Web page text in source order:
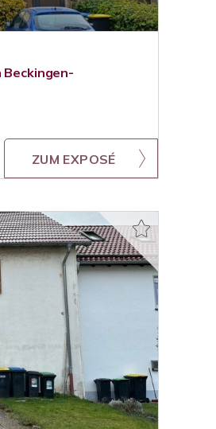
ZUM EXPOSÉ